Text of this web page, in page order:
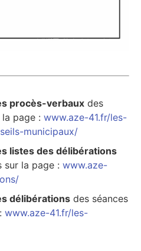
procès-verbaux des
page : www.aze-41.fr/les-
municipaux/
listes des délibérations
sur la page : www.aze-
délibérations des séances
www.aze-41.fr/les-